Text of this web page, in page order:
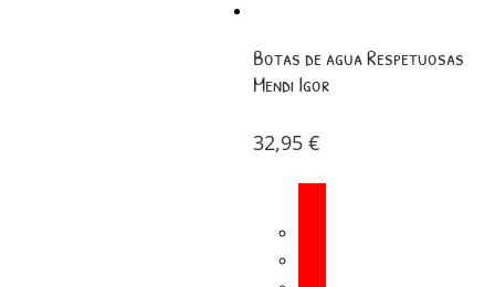
Botas de agua Respetuosas
Mendi Igor
32,95 €